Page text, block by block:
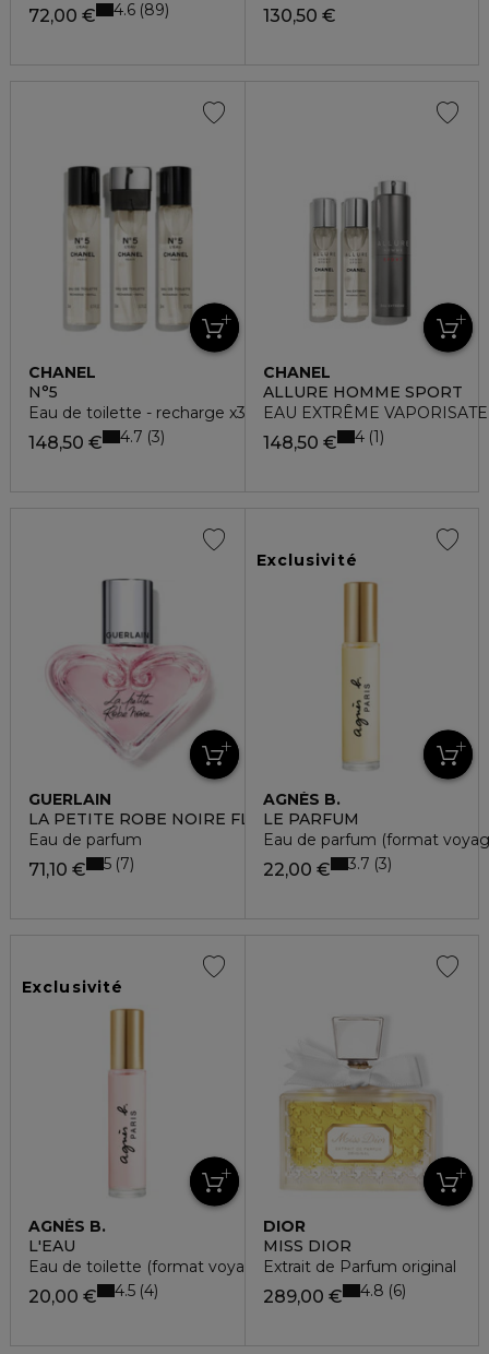
72,00 € 4.6 89 130,50 €
CHANEL
N°5
Eau de toilette - recharge x3
148,50 € 4.7 3
CHANEL
ALLURE HOMME SPORT
EAU EXTRÊME
148,50 € 4 1
GUERLAIN
LA PETITE ROBE NOIRE FLACON CŒUR
Eau de parfum
71,10 € 5 7
Exclusivité
AGNÈS B.
LE PARFUM
Eau de parfum (format
22,00 € 3.7 3
Exclusivité
AGNÈS B.
L'EAU
Eau de toilette (format voyage)
20,00 € 4.5 4
DIOR
MISS DIOR
Extrait de Parfum original
289,00 € 4.8 6